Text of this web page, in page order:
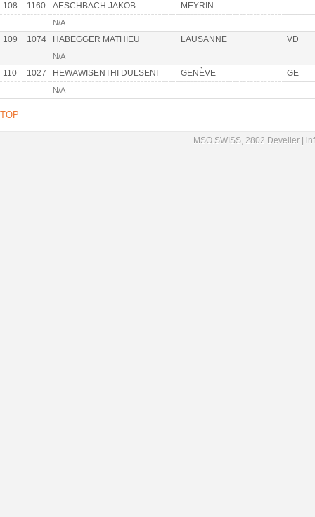
108 1160 AESCHBACH JAKOB MEYRIN
N/A
109 1074 HABEGGER MATHIEU LAUSANNE VD
N/A
110 1027 HEWAWISENTHI DULSENI GENÈVE GE
N/A
TOP
MSO.SWISS, 2802 Develier |